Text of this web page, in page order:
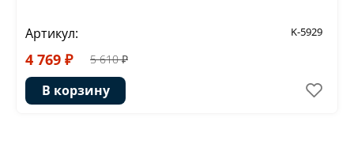
Артикул: K-5929
4 769 ₽ 5 610 ₽
В корзину